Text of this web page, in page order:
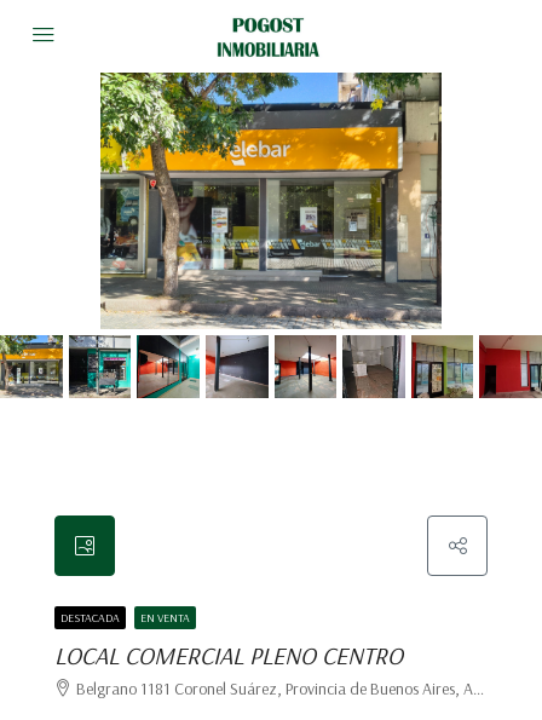
DESTACADA EN VENTA
LOCAL COMERCIAL PLENO CENTRO
Belgrano 1181 Coronel Suárez, Provincia de Buenos Aires, Argentina, Coronel Suárez, Coronel Suárez